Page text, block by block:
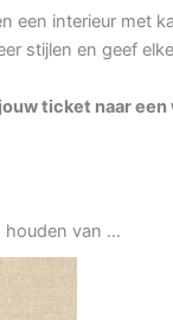
een interieur met
stijlen en geef
ticket naar
houden van …